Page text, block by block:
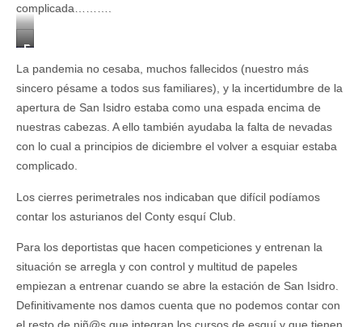
complicada……….
E
i
p
o
c
m
p
t
i
o
La pandemia no cesaba, muchos fallecidos (nuestro más
sincero pésame a todos sus familiares), y la incertidumbre de la
apertura de San Isidro estaba como una espada encima de
nuestras cabezas. A ello también ayudaba la falta de nevadas
con lo cual a principios de diciembre el volver a esquiar estaba
complicado.
Los cierres perimetrales nos indicaban que difícil podíamos
contar los asturianos del Conty esquí Club.
Para los deportistas que hacen competiciones y entrenan la
situación se arregla y con control y multitud de papeles
empiezan a entrenar cuando se abre la estación de San Isidro.
Definitivamente nos damos cuenta que no podemos contar con